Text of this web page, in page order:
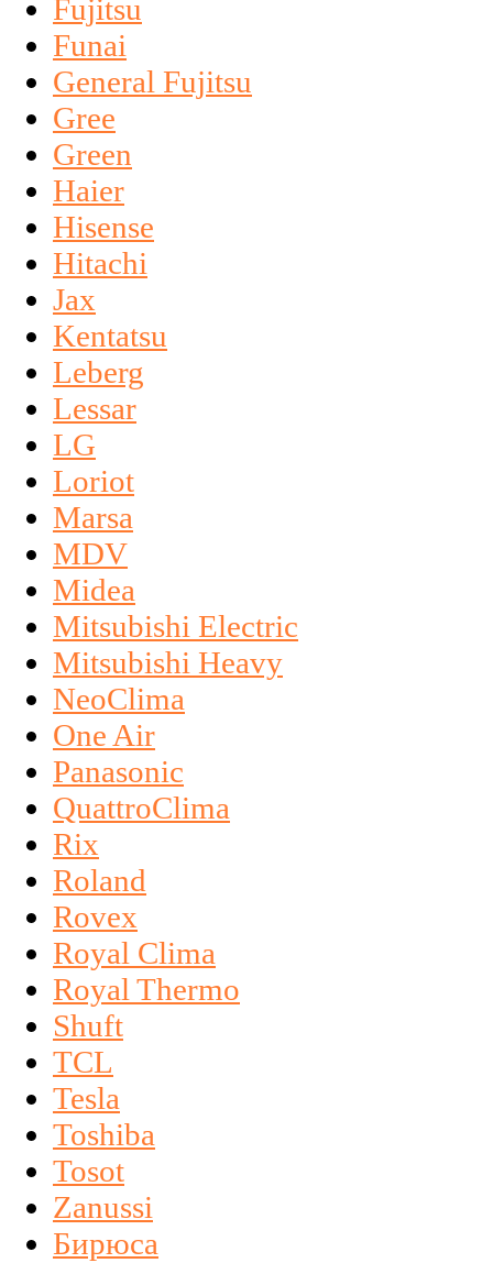
Fujitsu
Funai
General Fujitsu
Gree
Green
Haier
Hisense
Hitachi
Jax
Kentatsu
Leberg
Lessar
LG
Loriot
Marsa
MDV
Midea
Mitsubishi Electric
Mitsubishi Heavy
NeoClima
One Air
Panasonic
QuattroClima
Rix
Roland
Rovex
Royal Clima
Royal Thermo
Shuft
TCL
Tesla
Toshiba
Tosot
Zanussi
Бирюса